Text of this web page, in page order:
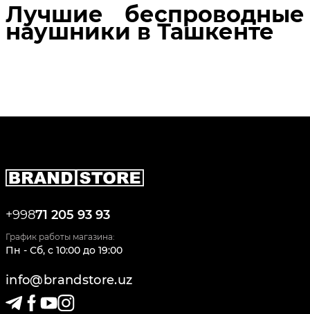
Лучшие беспроводные
наушники в Ташкенте
+99871 205 93 93
График работы магазина:
Пн - Сб, c 10:00 до 19:00
info@brandstore.uz